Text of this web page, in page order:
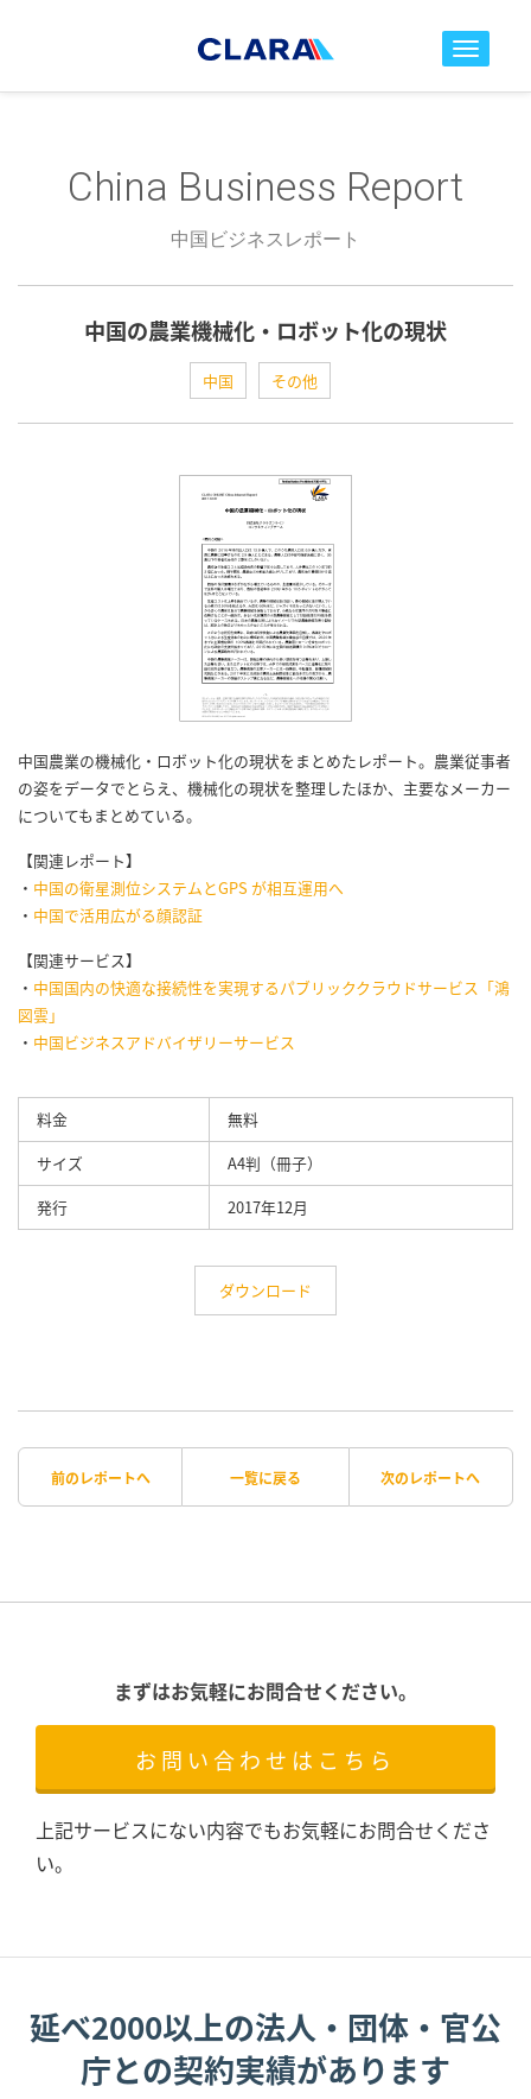
toggle
China Business Report
中国ビジネスレポート
中国の農業機械化・ロボット化の現状
中国 その他
中国農業の機械化・ロボット化の現状をまとめたレポート。農業従事者
の姿をデータでとらえ、機械化の現状を整理したほか、主要なメーカー
についてもまとめている。
【関連レポート】
・ 中国の衛星測位システムとGPS が相互運用へ
・ 中国で活用広がる顔認証
【関連サービス】
・ 中国国内の快適な接続性を実現するパブリッククラウドサービス「鴻
図雲」
・ 中国ビジネスアドバイザリーサービス
料金
無料
サイズ
A4判（冊子）
発行
2017年12月
ダウンロード
前のレポートへ 一覧に戻る 次のレポートへ
まずはお気軽にお問合せください。
お問い合わせはこちら
上記サービスにない内容でもお気軽にお問合せくださ
い。
延べ2000以上の法人・団体・官公
庁との契約実績があります